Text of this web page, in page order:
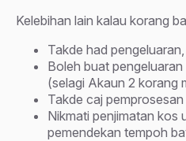
Kelebihan lain kalau korang
Takde had pengeluaran,
Boleh buat
(selagi Akaun 2 korang
Takde caj
Nikmati penjimatan kos
pemendekan tempoh